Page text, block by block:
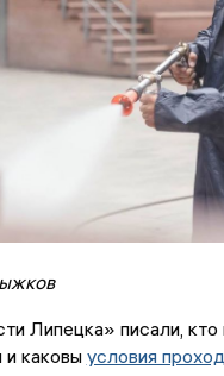
Липецка» писали,
и каковы условия